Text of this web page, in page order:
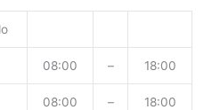
08:00 – 18:00
08:00 – 18:00